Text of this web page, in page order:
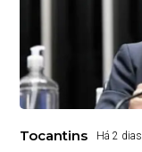
Tocantins Há 2 dias